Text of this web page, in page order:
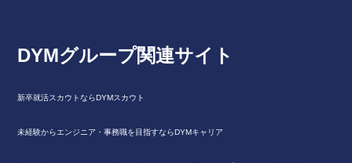
DYMグループ関連サイト
新卒就活スカウトならDYMスカウト
未経験からエンジニア・事務職を目指すならDYMキャリア